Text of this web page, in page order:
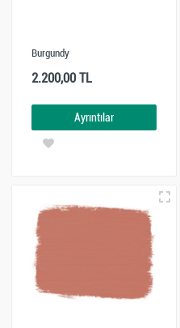
Burgundy
2.200,00 TL
Ayrıntılar